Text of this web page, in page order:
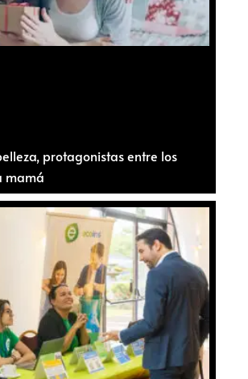
protagonistas entre los
mamá